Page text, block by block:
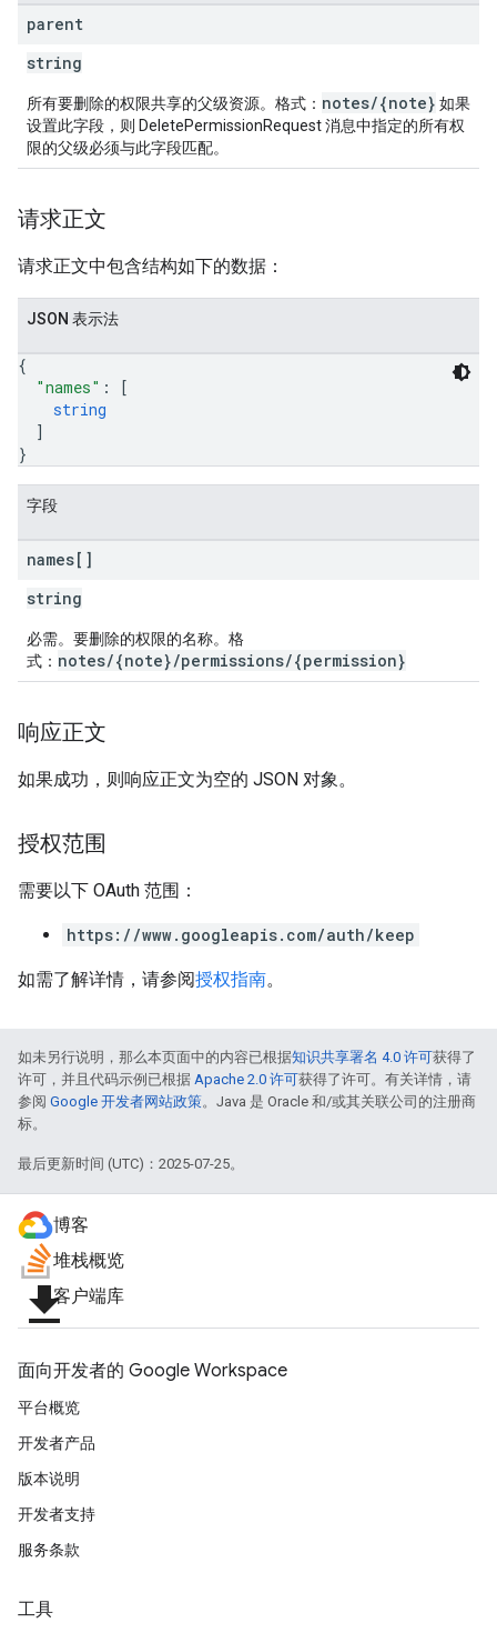
parent
string
所有要删除的权限共享的父级资源。格式： notes/{note} 如果
设置此字段，则 DeletePermissionRequest 消息中指定的所有权
限的父级必须与此字段匹配。
请求正文
请求正文中包含结构如下的数据：
JSON 表示法
{
"names" :
[
string
]
}
字段
names[]
string
必需。要删除的权限的名称。格
式： notes/{note}/permissions/{permission}
响应正文
如果成功，则响应正文为空的 JSON 对象。
授权范围
需要以下 OAuth 范围：
https://www.googleapis.com/auth/keep
如需了解详情，请参阅授权指南。
如未另行说明，那么本页面中的内容已根据知识共享署名 4.0 许可获得了
许可，并且代码示例已根据 Apache 2.0 许可获得了许可。有关详情，请
参阅 Google 开发者网站政策。Java 是 Oracle 和/或其关联公司的注册商
标。
最后更新时间 (UTC)：2025-07-25。
博客
堆栈概览
file_download客户端库
面向开发者的 Google Workspace
平台概览
开发者产品
版本说明
开发者支持
服务条款
工具